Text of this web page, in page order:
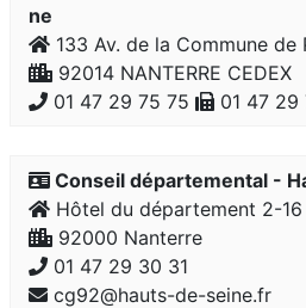
ne
133 Av. de la Commune de
92014 NANTERRE CEDEX
01 47 29 75 75
01 47 29
Conseil départemental -
Hôtel du département 2-
92000 Nanterre
01 47 29 30 31
cg92@hauts-de-seine.fr